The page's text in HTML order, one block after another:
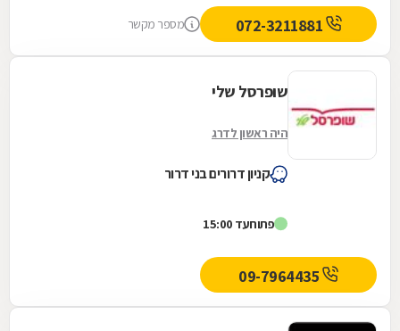
מספר מקשר
שופרסל שלי
היה ראשון לדרג
קניון דרורים בני דרור
פתוחעד 15:00